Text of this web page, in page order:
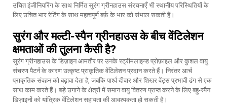
उचित इंजीनियरिंग के साथ निर्मित सुरंग ग्रीनहाउस संरचनाएँ भी स्थानीय परिस्थितियों के
लिए उचित भार रेटिंग के साथ महत्वपूर्ण बर्फ़ के भार को संभाल सकती हैं।
सुरंग और मल्टी-स्पैन ग्रीनहाउस के बीच वेंटिलेशन
क्षमताओं की तुलना कैसी है?
सुरंग ग्रीनहाउस के डिज़ाइन आमतौर पर उनके स्ट्रीमलाइन्ड प्रोफ़ाइल और कुशल वायु
संचरण पैटर्न के कारण उत्कृष्ट प्राकृतिक वेंटिलेशन प्रदान करते हैं। निरंतर आर्च
प्राकृतिक संवहन को बढ़ावा देता है, जबकि पार्श्व दीवार और शिखर वेंट्स प्रभावी ढंग से एक
साथ काम करते हैं। बड़े उगाने के क्षेत्रों में समान वायु वितरण प्राप्त करने के लिए बहु-स्पैन
डिज़ाइनों को यांत्रिक वेंटिलेशन सहायता की आवश्यकता हो सकती है।